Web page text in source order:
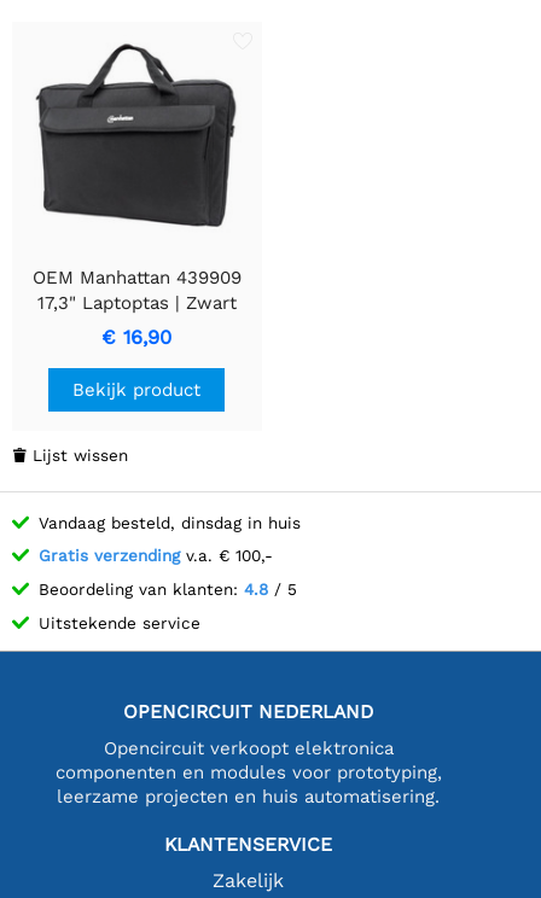
OEM Manhattan 439909
17,3" Laptoptas | Zwart
€ 16,90
Bekijk product
 Lijst wissen
Vandaag besteld, dinsdag in huis
Gratis verzendingv.a. € 100,-
Beoordeling van klanten: 4.8 / 5
Uitstekende service
OPENCIRCUIT NEDERLAND
Opencircuit verkoopt elektronica
componenten en modules voor prototyping,
leerzame projecten en huis automatisering.
KLANTENSERVICE
Zakelijk